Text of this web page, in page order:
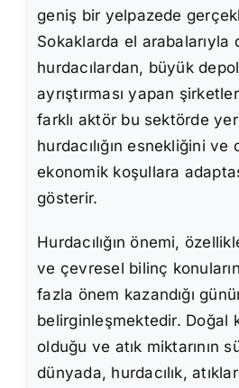
geniş bir yelpazede
Sokaklarda el arabalarıyla
hurdacılardan, büyük
ayrıştırması yapan
farklı aktör bu sektörde
hurdacılığın esnekliğini ve
ekonomik koşullara
gösterir.
Hurdacılığın önemi,
ve çevresel bilinç
fazla önem kazandığı
belirginleşmektedir. Doğal
olduğu ve atık miktarının
dünyada, hurdacılık,